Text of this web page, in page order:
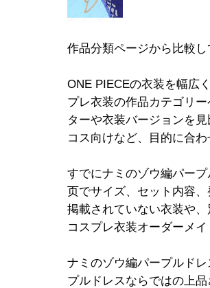
作品分類ページから比較
ONE PIECEの衣装を幅広
プレ衣装の作品カテゴリ
ターや衣装バージョンを
コス向けなど、目的に合
すでにナミのゾウ編パー
页でサイズ、セット内容
掲載されていない衣装や
コスプレ衣装オーダーメ
ナミのゾウ編パープルド
プルドレスならではの上